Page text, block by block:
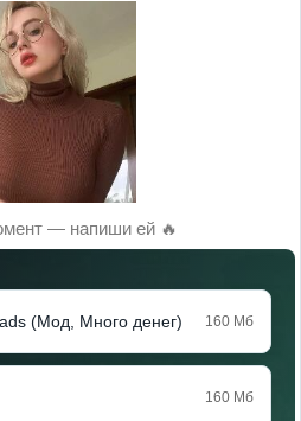
— напиши ей 🔥
(Мод, Много денег) 160 Мб
160 Мб